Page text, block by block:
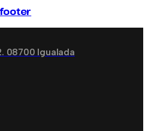
08700 Igualada